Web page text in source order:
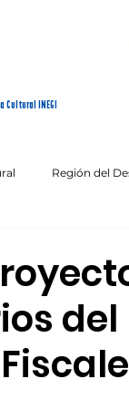
Cultural INEGI
Región del